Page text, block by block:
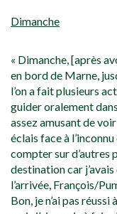
Dimanche
« Dimanche, [après
en bord de Marne,
l’on a fait plusieurs
guider oralement
assez amusant de
éclais face à
compter sur d’autres
destination car
l’arrivée, François/
Bon, je n’ai pas